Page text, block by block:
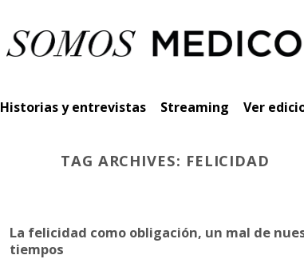
Historias y entrevistas Streaming Ver
TAG ARCHIVES: FELICIDAD
La felicidad como obligación, un mal de
tiempos